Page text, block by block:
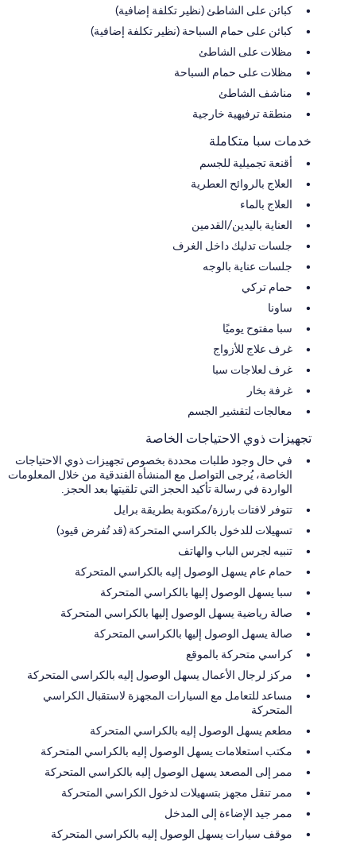
كبائن على الشاطئ (نظير تكلفة إضافية)
كبائن على حمام السباحة (نظير تكلفة إضافية)
مظلات على الشاطئ
مظلات على حمام السباحة
مناشف الشاطئ
منطقة ترفيهية خارجية
خدمات سبا متكاملة
أقنعة تجميلية للجسم
العلاج بالروائح العطرية
العلاج بالماء
العناية باليدين/القدمين
جلسات تدليك داخل الغرف
جلسات عناية بالوجه
حمام تركي
ساونا
سبا مفتوح يوميًا
غرف علاج للأزواج
غرف لعلاجات سبا
غرفة بخار
معالجات لتقشير الجسم
تجهيزات ذوي الاحتياجات الخاصة
في حال وجود طلبات محددة بخصوص تجهيزات ذوي الاحتياجات
الخاصة، يُرجى التواصل مع المنشأة الفندقية من خلال المعلومات
الواردة في رسالة تأكيد الحجز التي تلقيتها بعد الحجز.
تتوفر لافتات بارزة/مكتوبة بطريقة برايل
تسهيلات للدخول بالكراسي المتحركة (قد تُفرض قيود)
تنبيه لجرس الباب والهاتف
حمام عام يسهل الوصول إليه بالكراسي المتحركة
سبا يسهل الوصول إليها بالكراسي المتحركة
صالة رياضية يسهل الوصول إليها بالكراسي المتحركة
صالة يسهل الوصول إليها بالكراسي المتحركة
كراسي متحركة بالموقع
مركز لرجال الأعمال يسهل الوصول إليه بالكراسي المتحركة
مساعد للتعامل مع السيارات المجهزة لاستقبال الكراسي
المتحركة
مطعم يسهل الوصول إليه بالكراسي المتحركة
مكتب استعلامات يسهل الوصول إليه بالكراسي المتحركة
ممر إلى المصعد يسهل الوصول إليه بالكراسي المتحركة
ممر تنقل مجهز بتسهيلات لدخول الكراسي المتحركة
ممر جيد الإضاءة إلى المدخل
موقف سيارات يسهل الوصول إليه بالكراسي المتحركة